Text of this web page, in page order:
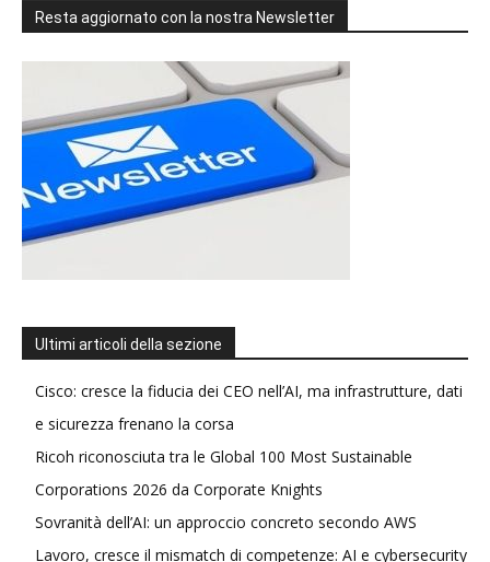
Resta aggiornato con la nostra Newsletter
Ultimi articoli della sezione
Cisco: cresce la fiducia dei CEO nell’AI, ma infrastrutture, dati
e sicurezza frenano la corsa
Ricoh riconosciuta tra le Global 100 Most Sustainable
Corporations 2026 da Corporate Knights
Sovranità dell’AI: un approccio concreto secondo AWS
Lavoro, cresce il mismatch di competenze: AI e cybersecurity